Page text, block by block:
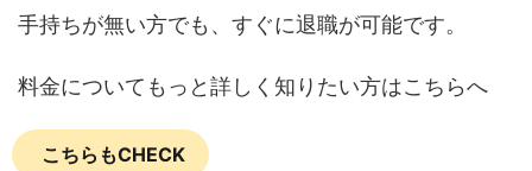
手持ちが無い方でも、すぐに退職が可能です。
料金についてもっと詳しく知りたい方はこちらへ
こちらもCHECK